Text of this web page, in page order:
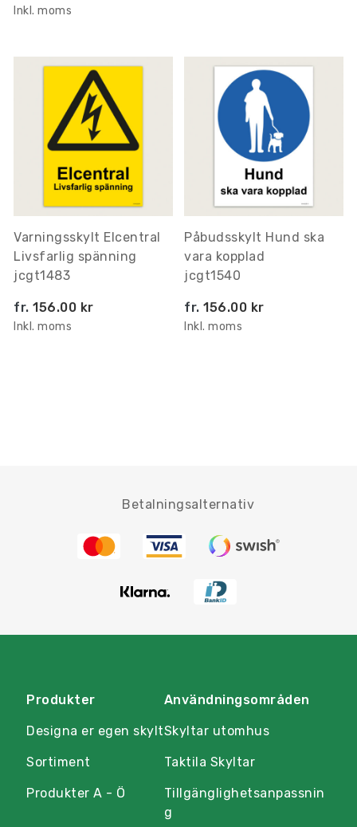
Inkl. moms
Varningsskylt Elcentral
Livsfarlig spänning
jcgt1483
fr. 156.00 kr
Inkl. moms
Påbudsskylt Hund ska
vara kopplad
jcgt1540
fr. 156.00 kr
Inkl. moms
Betalningsalternativ
Produkter
Designa er egen skylt
Sortiment
Produkter A - Ö
Användningsområden
Skyltar utomhus
Taktila Skyltar
Tillgänglighetsanpassnin
g